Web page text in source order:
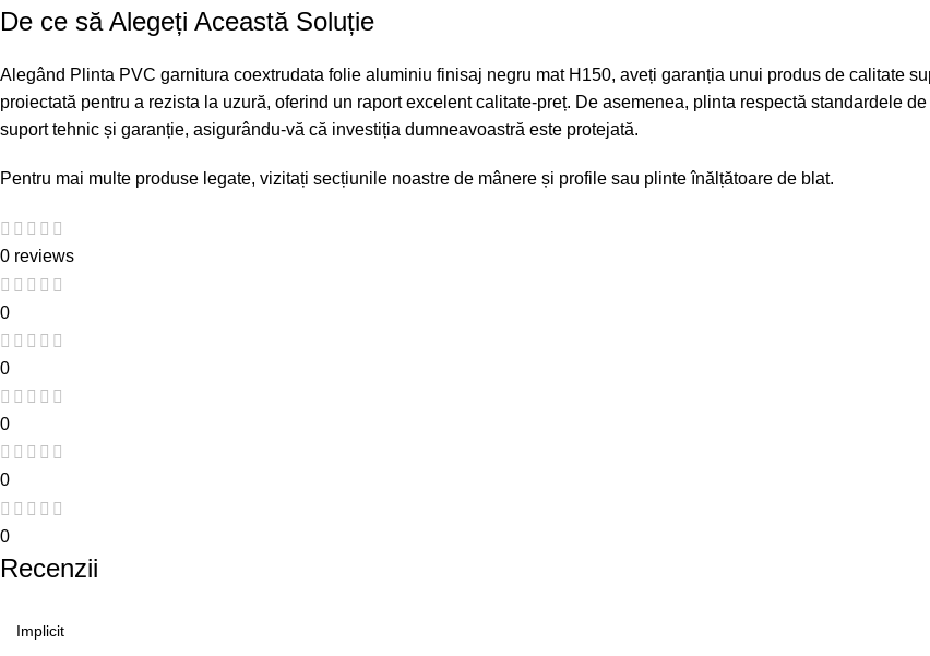
De ce să Alegeți Această Soluție
Alegând Plinta PVC garnitura coextrudata folie aluminiu finisaj negru mat H150, aveți garanția unui produs de calitate
proiectată pentru a rezista la uzură, oferind un raport excelent calitate-preț. De asemenea, plinta respectă standardele
suport tehnic și garanție, asigurându-vă că investiția dumneavoastră este protejată.
Pentru mai multe produse legate, vizitați secțiunile noastre de mânere și profile sau plinte înălțătoare de blat.
0 reviews
0
0
0
0
0
Recenzii